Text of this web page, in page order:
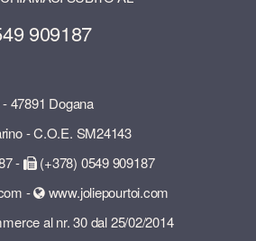
909187
47891 Dogana
- C.O.E. SM24143
-
(+378) 0549 909187
-
www.joliepourtoi.com
al nr. 30 dal 25/02/2014